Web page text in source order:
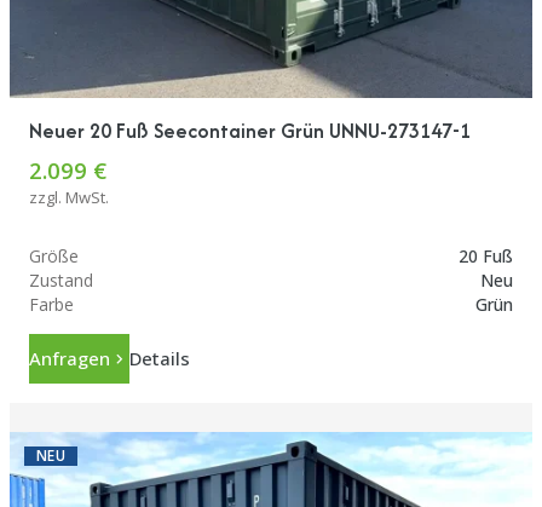
Neuer 20 Fuß Seecontainer Grün UNNU-273147-1
2.099 €
zzgl. MwSt.
Größe
20 Fuß
Zustand
Neu
Farbe
Grün
Anfragen Details
NEU